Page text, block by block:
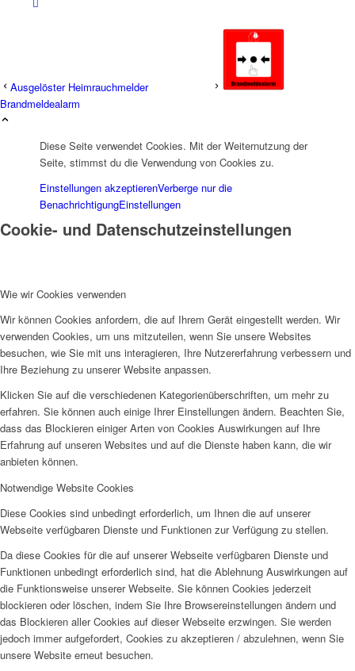
Ausgelöster Heimrauchmelder
Brandmeldealarm
Diese Seite verwendet Cookies. Mit der Weiternutzung der
Seite, stimmst du die Verwendung von Cookies zu.
Einstellungen akzeptierenVerberge nur die
BenachrichtigungEinstellungen
Cookie- und Datenschutzeinstellungen
Wie wir Cookies verwenden
Wir können Cookies anfordern, die auf Ihrem Gerät eingestellt werden. Wir
verwenden Cookies, um uns mitzuteilen, wenn Sie unsere Websites
besuchen, wie Sie mit uns interagieren, Ihre Nutzererfahrung verbessern und
Ihre Beziehung zu unserer Website anpassen.
Klicken Sie auf die verschiedenen Kategorienüberschriften, um mehr zu
erfahren. Sie können auch einige Ihrer Einstellungen ändern. Beachten Sie,
dass das Blockieren einiger Arten von Cookies Auswirkungen auf Ihre
Erfahrung auf unseren Websites und auf die Dienste haben kann, die wir
anbieten können.
Notwendige Website Cookies
Diese Cookies sind unbedingt erforderlich, um Ihnen die auf unserer
Webseite verfügbaren Dienste und Funktionen zur Verfügung zu stellen.
Da diese Cookies für die auf unserer Webseite verfügbaren Dienste und
Funktionen unbedingt erforderlich sind, hat die Ablehnung Auswirkungen auf
die Funktionsweise unserer Webseite. Sie können Cookies jederzeit
blockieren oder löschen, indem Sie Ihre Browsereinstellungen ändern und
das Blockieren aller Cookies auf dieser Webseite erzwingen. Sie werden
jedoch immer aufgefordert, Cookies zu akzeptieren / abzulehnen, wenn Sie
unsere Website erneut besuchen.